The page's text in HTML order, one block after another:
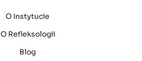
O Instytucie
O Refleksologii
Blog